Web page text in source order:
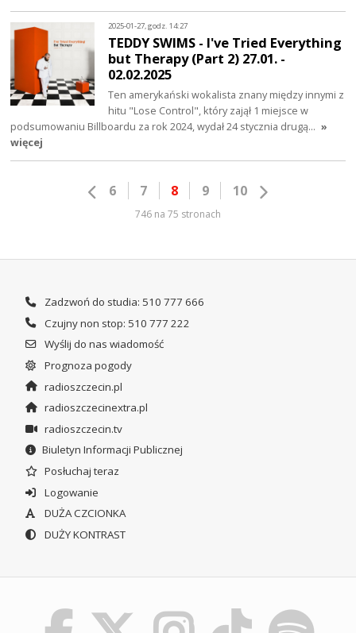
2025-01-27, godz. 14:27
TEDDY SWIMS - I've Tried Everything
but Therapy (Part 2) 27.01. -
02.02.2025
Ten amerykański wokalista znany między innymi z
hitu "Lose Control", który zajął 1 miejsce w
podsumowaniu Billboardu za rok 2024, wydał 24 stycznia drugą… »
więcej
6 7 8 9 10
746 na 75 stronach
Zadzwoń do studia: 510 777 666
Czujny non stop: 510 777 222
Wyślij do nas wiadomość
Prognoza pogody
radioszczecin.pl
radioszczecinextra.pl
radioszczecin.tv
Biuletyn Informacji Publicznej
Posłuchaj teraz
Logowanie
DUŻA CZCIONKA
DUŻY KONTRAST